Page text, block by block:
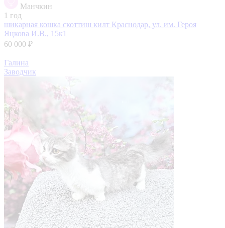
Манчкин
1 год
шикарная кошка скоттиш килт Краснодар, ул. им. Героя
Яцкова И.В., 15к1
60 000 ₽
Галина
Заводчик